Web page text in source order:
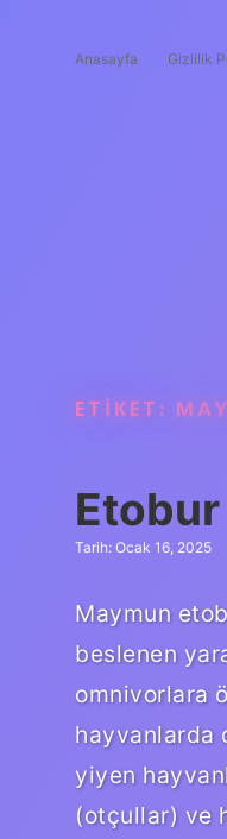
Anasayfa Gizlilik
ETIKET:
Etobur
Tarih: Ocak 16, 2025
Maymun
beslenen
omnivorlara
hayvanlarda
yiyen
(otçullar) ve